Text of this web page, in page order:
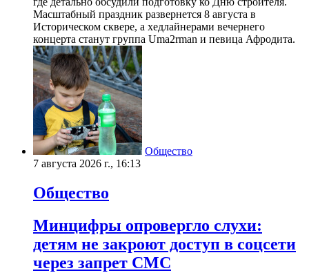
Масштабный праздник развернется 8 августа в
Историческом сквере, а хедлайнерами вечернего
концерта станут группа Uma2rman и певица Афродита.
Общество
7 августа 2026 г., 16:13
Общество
Минцифры опровергло слухи:
детям не закроют доступ в соцсети
через запрет СМС